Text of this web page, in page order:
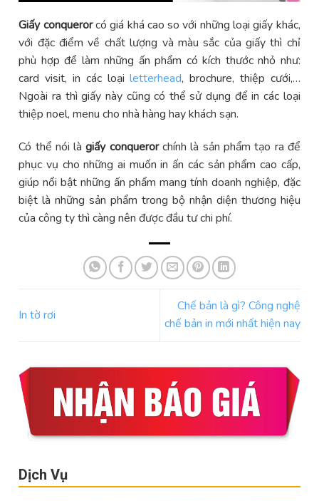
Giấy conquerorcó giá khá cao so với những loại giấy khác,
với đặc điểm về chất lượng và màu sắc của giấy thì chỉ
phù hợp để làm những ấn phẩm có kích thước nhỏ như:
card visit, in các loạiletterhead, brochure, thiệp cưới,…
Ngoài ra thì giấy này cũng có thể sử dụng để in các loại
thiệp noel, menu cho nhà hàng hay khách sạn.
Có thể nói làgiấy conquerorchính là sản phẩm tạo ra để
phục vụ cho những ai muốn in ấn các sản phẩm cao cấp,
giúp nổi bật những ấn phẩm mang tính doanh nghiệp, đặc
biệt là những sản phẩm trong bộ nhận diện thương hiệu
của công ty thì càng nên được đầu tư chi phí.
In tờ rơi
Chế bản là gì? Công nghệ
chế bản in mới nhất hiện nay
Dịch Vụ